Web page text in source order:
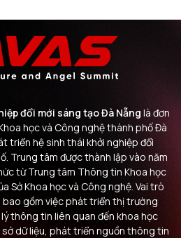
đổi mới sáng tạo Đà Nẵng là đơn
học và Công nghệ thành phố Đà
triển hệ sinh thái khởi nghiệp đổi
Trung tâm được thành lập vào năm
từ Trung tâm Thông tin Khoa học
Sở Khoa học và Công nghệ. Vai trò
gồm việc phát triển thị trường
thông tin liên quan đến khoa học
dữ liệu, phát triển nguồn thông tin